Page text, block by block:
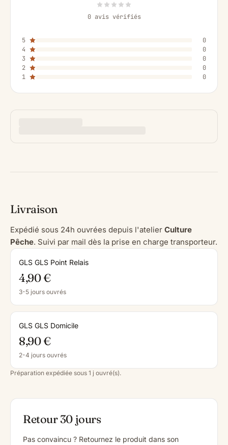
0 avis vérifiés
5
0
4
0
3
0
2
0
1
0
Livraison
Expédié sous 24h ouvrées depuis l'atelier Culture
Pêche. Suivi par mail dès la prise en charge transporteur.
GLS GLS Point Relais
4,90 €
3-5 jours ouvrés
GLS GLS Domicile
8,90 €
2-4 jours ouvrés
Préparation expédiée sous 1 j ouvré(s).
Retour 30 jours
Pas convaincu ? Retournez le produit dans son